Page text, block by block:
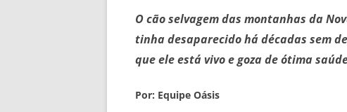
O cão selvagem das montanhas da
tinha desaparecido há décadas sem
que ele está vivo e goza de ótima
Por: Equipe Oásis